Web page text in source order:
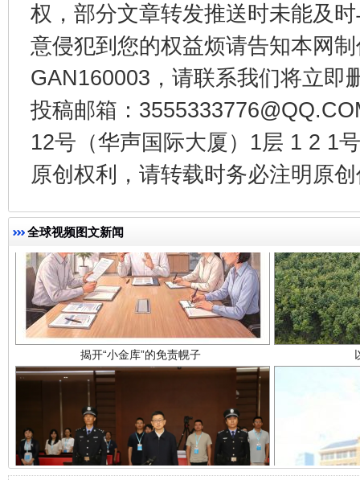
权，部分文章转发推送时未能及
意侵犯到您的权益烦请告知本网
GAN160003，请联系我们将立即
投稿邮箱：
12号（华声国际大厦）1层 1 2 1
原创权利，请转载时务必注明原
全球视频图文新闻
千年窑火 生生不息
受贿1.44亿！段成刚被判无期 从幼